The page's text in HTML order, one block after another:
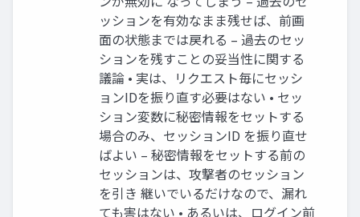
ッションを有効なまま残せば、前画
面の状態までは戻れる – 過去のセッ
ションを残すことの妥当性に関する
議論 • 実は、リクエスト毎にセッシ
ョンIDを振り直す必要はない • セッ
ション変数に秘密情報をセットする
場合のみ、セッションID を振り直せ
ばよい – 秘密情報をセットする前の
セッションは、攻撃者のセッション
を引き 継いでいるだけなので、漏れ
ても害はない • あるいは、ログイン前